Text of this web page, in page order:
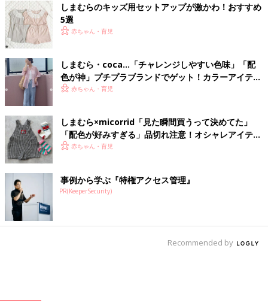
しまむらのキッズ用セットアップが激かわ！おすすめ
5選
赤ちゃん・育児
しまむら・coca…「チャレンジしやすい色味」「配
色が神」プチプラブランドでゲット！カラーアイテム
4選赤ちゃん・育児
しまむら×micorrid「見た瞬間買うって決めてた」
「配色が好みすぎる」品切れ注意！オシャレアイテム
4選赤ちゃん・育児
事例から学ぶ『特権アクセス管理』
PR(KeeperSecurity)
Recommended by